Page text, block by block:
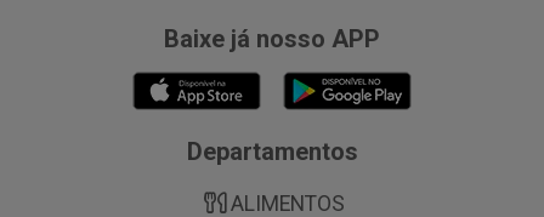
Baixe já nosso APP
Departamentos
ALIMENTOS